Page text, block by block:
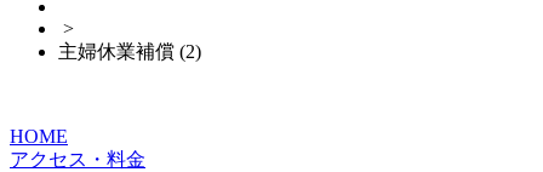
>
主婦休業補償 (2)
HOME
アクセス・料金